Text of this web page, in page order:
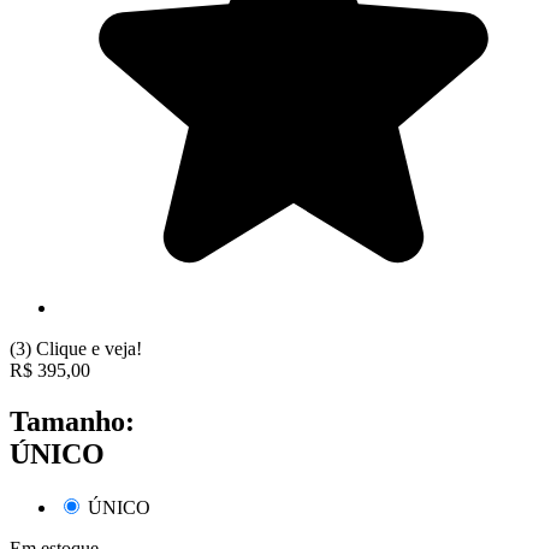
(3) Clique e veja!
R$ 395,00
Tamanho:
ÚNICO
ÚNICO